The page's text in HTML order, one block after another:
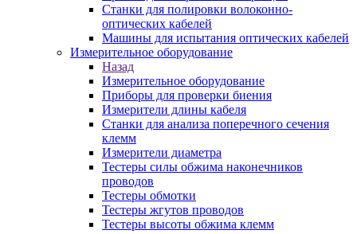
Станки для полировки волоконно-
оптических кабелей
Машины для испытания оптических кабелей
Измерительное оборудование
Назад
Измерительное оборудование
Приборы для проверки биения
Измерители длины кабеля
Станки для анализа поперечного сечения
клемм
Измерители диаметра
Тестеры силы обжима наконечников
проводов
Тестеры обмотки
Тестеры жгутов проводов
Тестеры высоты обжима клемм